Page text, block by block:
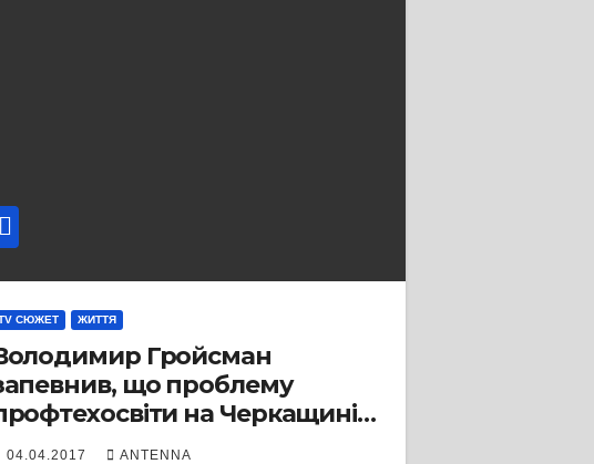
СЮЖЕТ ЖИТТЯ
Гройсман
що проблему
на Черкащині
вирішено
04.04.2017 ANTENNA